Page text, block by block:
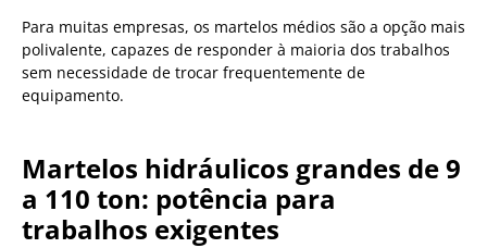
Para muitas empresas, os martelos médios são a opção mais
polivalente, capazes de responder à maioria dos trabalhos
sem necessidade de trocar frequentemente de
equipamento.
Martelos hidráulicos grandes de 9
a 110 ton: potência para
trabalhos exigentes